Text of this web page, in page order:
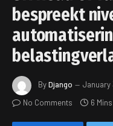
bespreekt
ByDjango January
No Comments
6